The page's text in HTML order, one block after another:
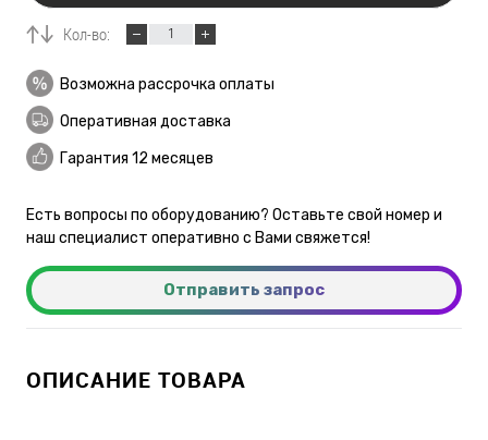
Кол-во:
Возможна рассрочка оплаты
Оперативная доставка
Гарантия 12 месяцев
Есть вопросы по оборудованию? Оставьте свой номер и
наш специалист оперативно с Вами свяжется!
Отправить запрос
ОПИСАНИЕ ТОВАРА